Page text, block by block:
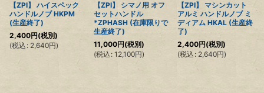
【ZPI】 ハイスペック
ハンドルノブ HKPM
(生産終了)
2,400円(税別)
(税込 : 2,640円)
【ZPI】 シマノ用 オフ
セットハンドル
*ZPHASH (在庫限りで
生産終了)
11,000円(税別)
(税込 : 12,100円)
【ZPI】 マシンカット
アルミ ハンドルノブ ミ
ディアム HKAL (生産終
了)
2,400円(税別)
(税込 : 2,640円)